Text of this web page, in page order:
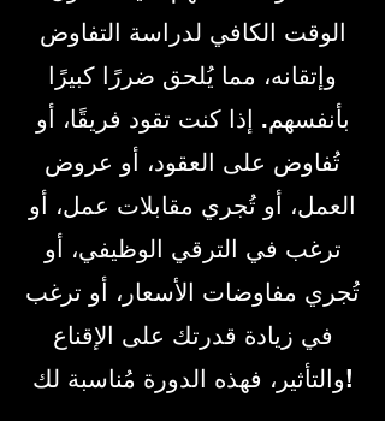
الوقت الكافي لدراسة التفاوض
وإتقانه، مما يُلحق ضررًا كبيرًا
بأنفسهم. إذا كنت تقود فريقًا، أو
تُفاوض على العقود، أو عروض
العمل، أو تُجري مقابلات عمل، أو
ترغب في الترقي الوظيفي، أو
تُجري مفاوضات الأسعار، أو ترغب
في زيادة قدرتك على الإقناع
والتأثير، فهذه الدورة مُناسبة لك!